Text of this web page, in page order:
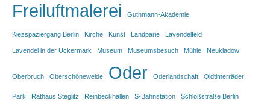
Freiluftmalerei Guthmann-Akademie
Kiezspaziergang Berlin Kirche Kunst Landparie Lavendelfeld
Lavendel in der Uckermark Museum Museumsbesuch Mühle Neukladow
Oberbruch Oberschöneweide Oder Oderlandschaft Oldtimerräder
Park Rathaus Steglitz Reinbeckhallen S-Bahnstation Schloßstraße Berlin